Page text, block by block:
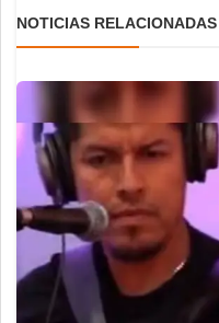
NOTICIAS RELACIONADAS